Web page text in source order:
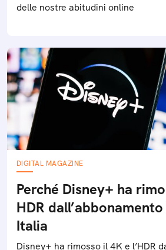
delle nostre abitudini online
DIGITAL MAGAZINE
Perché Disney+ ha
HDR
Italia
Disney+ ha rimosso il 4K e l’HDR